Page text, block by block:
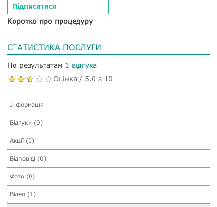
Підписатися
Коротко про процедуру
СТАТИСТИКА ПОСЛУГИ
По результатам 1 відгука
Оцінка / 5.0 з 10
Інформація
Відгуки (0)
Акції (0)
Відповіді (0)
Фото (0)
Відео (1)